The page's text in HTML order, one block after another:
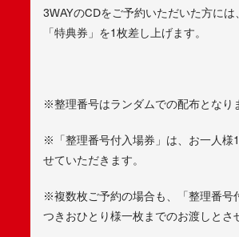
3WAYのCDをご予約いただいた方に
「特典券」を1枚差し上げます。
※整理番号はランダムでの配布となり
※「整理番号付入場券」は、お一人様
せていただきます。
※複数枚ご予約の場合も、「整理番号
つきおひとり様一枚までのお渡しとさ